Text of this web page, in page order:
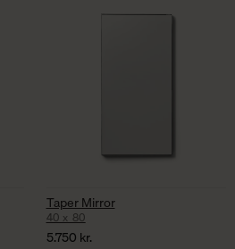
Taper Mirror
40 x 80
5.750 kr.